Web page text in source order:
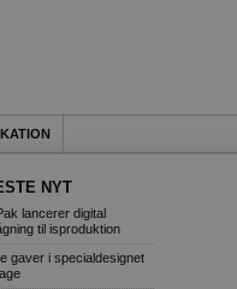
NYT
lancerer digital
til isproduktion
gaver i specialdesignet